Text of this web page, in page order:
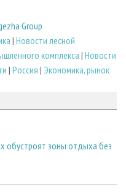
Group
| Новости лесной
комплекса | Новости
| Россия | Экономика, рынок
обустроят зоны отдыха без